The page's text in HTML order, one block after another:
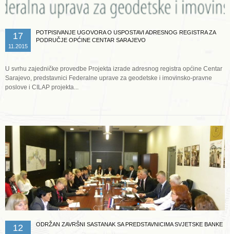
17
11.2015
POTPISIVANJE UGOVORA O USPOSTAVI ADRESNOG REGISTRA ZA
PODRUČJE OPĆINE CENTAR SARAJEVO
U svrhu zajedničke provedbe Projekta izrade adresnog registra općine Centar
Sarajevo, predstavnici Federalne uprave za geodetske i imovinsko-pravne
poslove i CILAP projekta...
12 ODRŽAN ZAVRŠNI SASTANAK SA PREDSTAVNICIMA SVJETSKE BANKE